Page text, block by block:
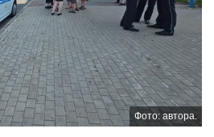
Фото: автора.